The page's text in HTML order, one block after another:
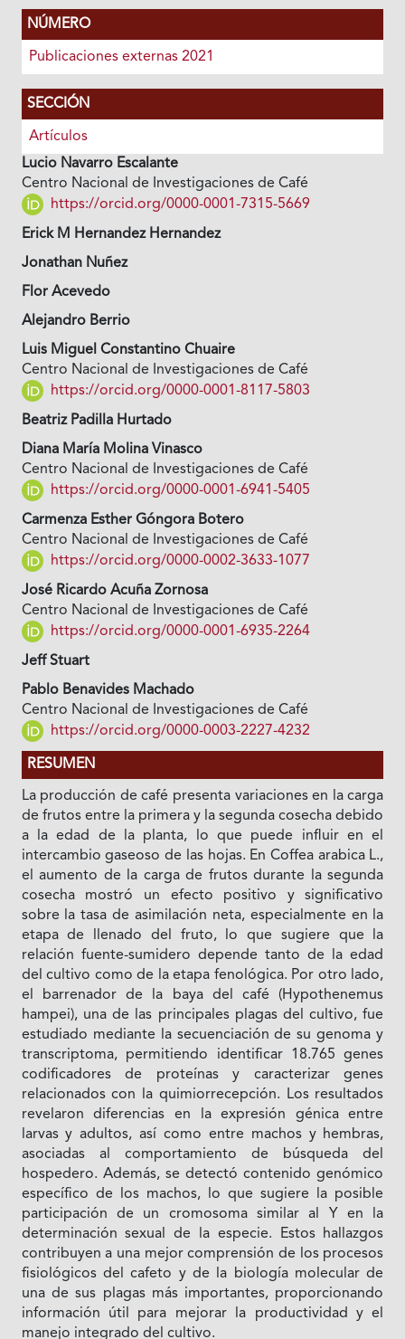
NÚMERO
Publicaciones externas 2021
SECCIÓN
Artículos
Lucio Navarro Escalante
Centro Nacional de Investigaciones de Café
https://orcid.org/0000-0001-7315-5669
Erick M Hernandez Hernandez
Jonathan Nuñez
Flor Acevedo
Alejandro Berrio
Luis Miguel Constantino Chuaire
Centro Nacional de Investigaciones de Café
https://orcid.org/0000-0001-8117-5803
Beatriz Padilla Hurtado
Diana María Molina Vinasco
Centro Nacional de Investigaciones de Café
https://orcid.org/0000-0001-6941-5405
Carmenza Esther Góngora Botero
Centro Nacional de Investigaciones de Café
https://orcid.org/0000-0002-3633-1077
José Ricardo Acuña Zornosa
Centro Nacional de Investigaciones de Café
https://orcid.org/0000-0001-6935-2264
Jeff Stuart
Pablo Benavides Machado
Centro Nacional de Investigaciones de Café
https://orcid.org/0000-0003-2227-4232
RESUMEN
La producción de café presenta variaciones en la carga
de frutos entre la primera y la segunda cosecha debido
a la edad de la planta, lo que puede influir en el
intercambio gaseoso de las hojas. En Coffea arabica L.,
el aumento de la carga de frutos durante la segunda
cosecha mostró un efecto positivo y significativo
sobre la tasa de asimilación neta, especialmente en la
etapa de llenado del fruto, lo que sugiere que la
relación fuente-sumidero depende tanto de la edad
del cultivo como de la etapa fenológica. Por otro lado,
el barrenador de la baya del café (Hypothenemus
hampei), una de las principales plagas del cultivo, fue
estudiado mediante la secuenciación de su genoma y
transcriptoma, permitiendo identificar 18.765 genes
codificadores de proteínas y caracterizar genes
relacionados con la quimiorrecepción. Los resultados
revelaron diferencias en la expresión génica entre
larvas y adultos, así como entre machos y hembras,
asociadas al comportamiento de búsqueda del
hospedero. Además, se detectó contenido genómico
específico de los machos, lo que sugiere la posible
participación de un cromosoma similar al Y en la
determinación sexual de la especie. Estos hallazgos
contribuyen a una mejor comprensión de los procesos
fisiológicos del cafeto y de la biología molecular de
una de sus plagas más importantes, proporcionando
información útil para mejorar la productividad y el
manejo integrado del cultivo.